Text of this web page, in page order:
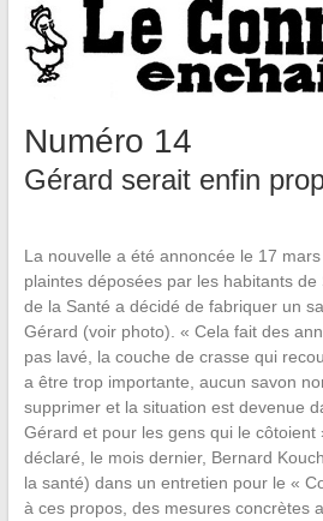
Numéro 14
Gérard serait enfin
La nouvelle a été annoncée le 17
plaintes déposées par les habitants
de la Santé a décidé de fabriquer un
Gérard (voir photo). « Cela fait des
pas lavé, la couche de crasse qui
a être trop importante, aucun savon
supprimer et la situation est devenue
Gérard et pour les gens qui le côtoient
déclaré, le mois dernier, Bernard
la santé) dans un entretien pour le «
à ces propos, des mesures concrètes